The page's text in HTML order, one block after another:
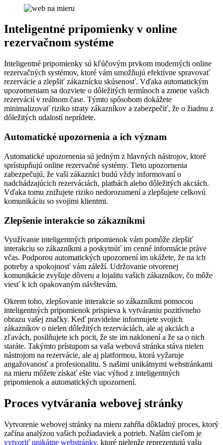
Inteligentné pripomienky v online
rezervačnom systéme
Inteligentné pripomienky sú kľúčovým prvkom moderných online
rezervačných systémov, ktoré vám umožňujú efektívne spravovať
rezervácie a zlepšiť zákaznícku skúsenosť. Vďaka automatickým
upozorneniam sa dozviete o dôležitých termínoch a zmene vašich
rezervácií v reálnom čase. Týmto spôsobom dokážete
minimalizovať riziko straty zákazníkov a zabezpečiť, že o žiadnu z
dôležitých udalostí neprídete.
Automatické upozornenia a ich význam
Automatické upozornenia sú jedným z hlavných nástrojov, ktoré
sprístupňujú online rezervačné systémy. Tieto upozornenia
zabezpečujú, že vaši zákazníci budú vždy informovaní o
nadchádzajúcich rezerváciách, platbách alebo dôležitých akciách.
Vďaka tomu znižujete riziko nedorozumení a zlepšujete celkovú
komunikáciu so svojimi klientmi.
Zlepšenie interakcie so zákazníkmi
Využívanie inteligentných pripomienok vám pomôže zlepšiť
interakciu so zákazníkmi a poskytnúť im cenné informácie práve
včas. Podporou automatických upozornení im ukážete, že na ich
potreby a spokojnosť vám záleží. Udržovanie otvorenej
komunikácie zvyšuje dôveru a lojalitu vašich zákazníkov, čo môže
viesť k ich opakovaným návštevám.
Okrem toho, zlepšovanie interakcie so zákazníkmi pomocou
inteligentných pripomienok prispieva k vytváraniu pozitívneho
obrazu vašej značky. Keď pravidelne informujete svojich
zákazníkov o nielen dôležitých rezerváciách, ale aj akciách a
zľavách, posilňujete ich pocit, že ste im naklonení a že sa o nich
staráte. Takýmto prístupom sa vaša webová stránka stáva nielen
nástrojom na rezervácie, ale aj platformou, ktorá vyžaruje
angažovanosť a profesionalitu. S našimi unikátnymi webstránkami
na mieru môžete získať ešte viac výhod z inteligentných
pripomienok a automatických upozornení.
Proces vytvárania webovej stránky
Vytvorenie webovej stránky na mieru zahŕňa dôkladný proces, ktorý
začína analýzou vašich požiadaviek a potrieb. Naším cieľom je
vytvoriť unikátne webstránky, ktoré nielenže reprezentujú vašu